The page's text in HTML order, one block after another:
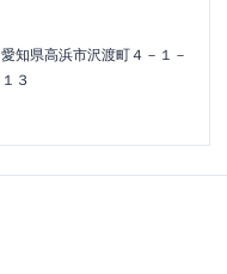
愛知県高浜市沢渡町４－１－
１３